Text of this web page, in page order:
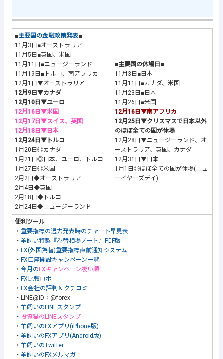
■主要国の金融政策発表■
11月3日■オーストラリア
11月5日■英国、米国
11月11日■ニュージーランド
11月19日■トルコ、南アフリカ
12月1日▼オーストラリア
12月9日▼カナダ
12月10日▼ユーロ
12月16日▼米国
12月17日▼スイス、英国
12月18日▼日本
12月24日▼トルコ
1月20日◎カナダ
1月21日◎日本、ユーロ、トルコ
1月27日◎米国
2月2日◆オーストラリア
2月4日◆英国
2月18日◆トルコ
2月24日◆ニュージーランド
■主要国の休場日■
11月3日■日本
11月11日■カナダ、米国
11月23日■日本
11月26日■米国
12月16日▼南アフリカ
12月25日▼クリスマスで日本以外
のほぼ全ての国が休場
12月28日▼ニュージーランド、オ
ーストラリア、英国、カナダ
12月31日▼日本
1月1日◎ほぼ全ての国が休場(ニュ
ーイヤーズデイ)
便利ツール
・ 重要指標の過去発表時のチャート早見表
・ 羊飼い特製『為替相場ノート』PDF版
・ FX(外国為替)重要指標直前通知システム
・ FX口座開設キャンペーン一覧
・ 今月の FXキャンペーン凄い順
・ FX比較ロボ
・ FX会社の評判＆クチコミ
・LINE@ID：@forex
・ 羊飼いのLINEスタンプ
・ 投資猫のLINEスタンプ
・ 羊飼いのFXアプリ(iPhone版)
・ 羊飼いのFXアプリ(Android版)
・ 羊飼いのTwitter
・ 羊飼いのFXメルマガ